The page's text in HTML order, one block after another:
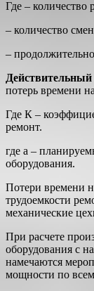
Где – количество
– количество
–
потерь времени
Где К –
ремонт.
где а –
оборудования.
Потери времени
трудоемкости
механические
При расчете
оборудования с
намечаются
мощности по